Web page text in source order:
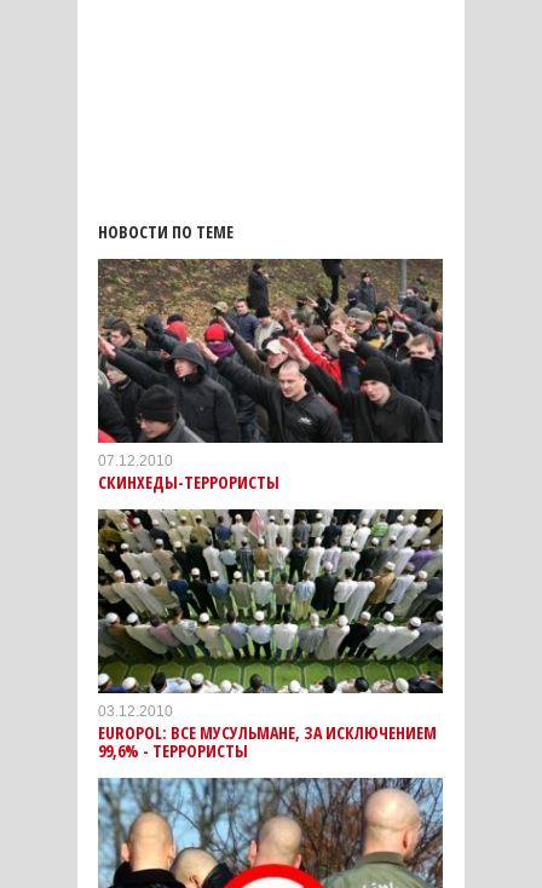
НОВОСТИ ПО ТЕМЕ
07.12.2010
СКИНХЕДЫ-ТЕРРОРИСТЫ
03.12.2010
EUROPOL: ВСЕ МУСУЛЬМАНЕ, ЗА ИСКЛЮЧЕНИЕМ
99,6% - ТЕРРОРИСТЫ